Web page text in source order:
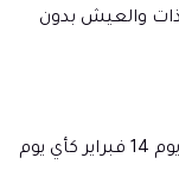
والعيش بدون
هذا الميم مثالي للعزاب الذين يتعاملون مع يوم 14 فبراير كأي يوم